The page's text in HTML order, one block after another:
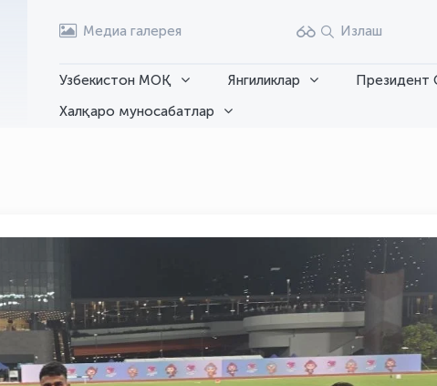
Медиа галерея Излаш
Узбекистон МОҚ Янгиликлар
Президент
Халқаро муносабатлар